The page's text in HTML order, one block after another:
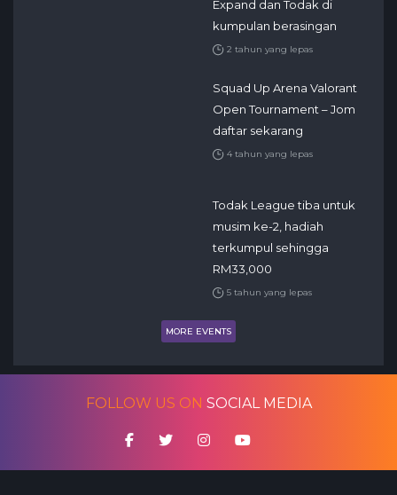
Expand dan Todak di
kumpulan berasingan
2 tahun yang lepas
Squad Up Arena Valorant
Open Tournament – Jom
daftar sekarang
4 tahun yang lepas
Todak League tiba untuk
musim ke-2, hadiah
terkumpul sehingga
RM33,000
5 tahun yang lepas
MORE EVENTS
FOLLOW US ON SOCIAL MEDIA